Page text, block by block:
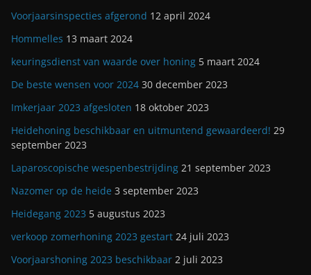
Voorjaarsinspecties afgerond 12 april 2024
Hommelles 13 maart 2024
keuringsdienst van waarde over honing 5 maart 2024
De beste wensen voor 2024 30 december 2023
Imkerjaar 2023 afgesloten 18 oktober 2023
Heidehoning beschikbaar en uitmuntend gewaardeerd! 29
september 2023
Laparoscopische wespenbestrijding 21 september 2023
Nazomer op de heide 3 september 2023
Heidegang 2023 5 augustus 2023
verkoop zomerhoning 2023 gestart 24 juli 2023
Voorjaarshoning 2023 beschikbaar 2 juli 2023